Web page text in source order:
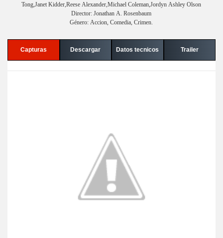
Tong,Janet Kidder,Reese Alexander,Michael Coleman,Jordyn Ashley Olson
Director: Jonathan A. Rosenbaum
Género: Accion, Comedia, Crimen.
Capturas Descargar Datos tecnicos Trailer